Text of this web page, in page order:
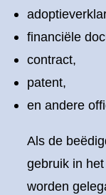
financiële
contract,
patent,
en andere
Als de
gebruik in
worden